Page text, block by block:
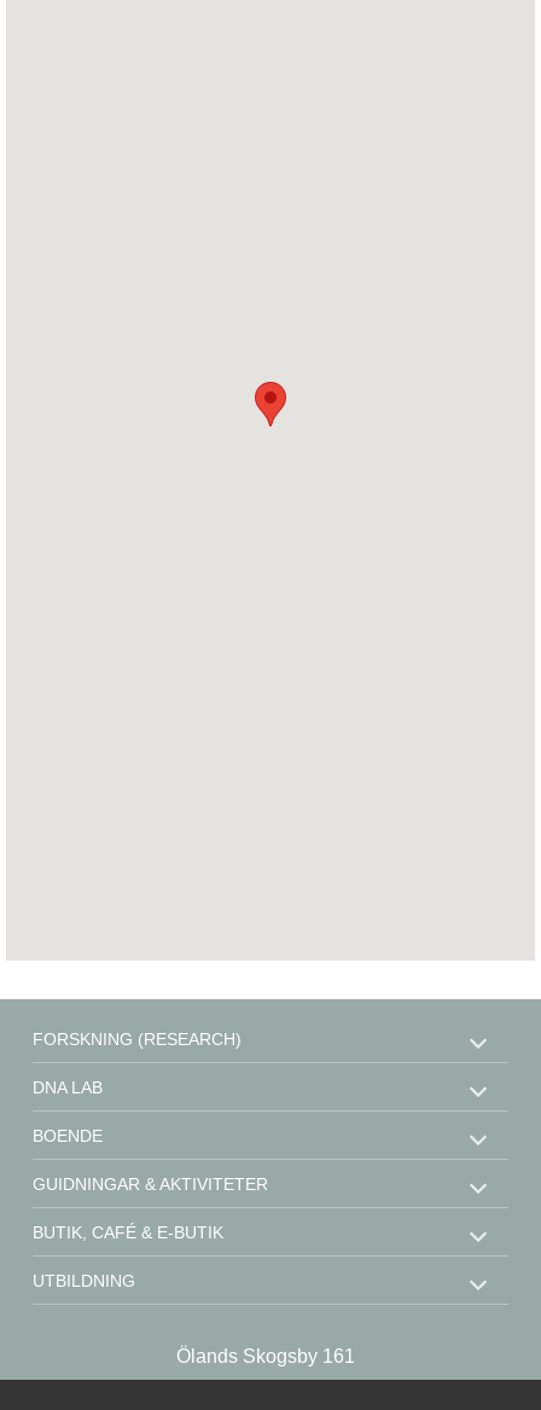
Ölands Skogsby 161
FORSKNING (RESEARCH)
DNA LAB
BOENDE
GUIDNINGAR & AKTIVITETER
BUTIK, CAFÉ & E-BUTIK
UTBILDNING
KONTAKT